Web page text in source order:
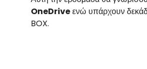
OneDriveενώ υπάρχουν
BOX.